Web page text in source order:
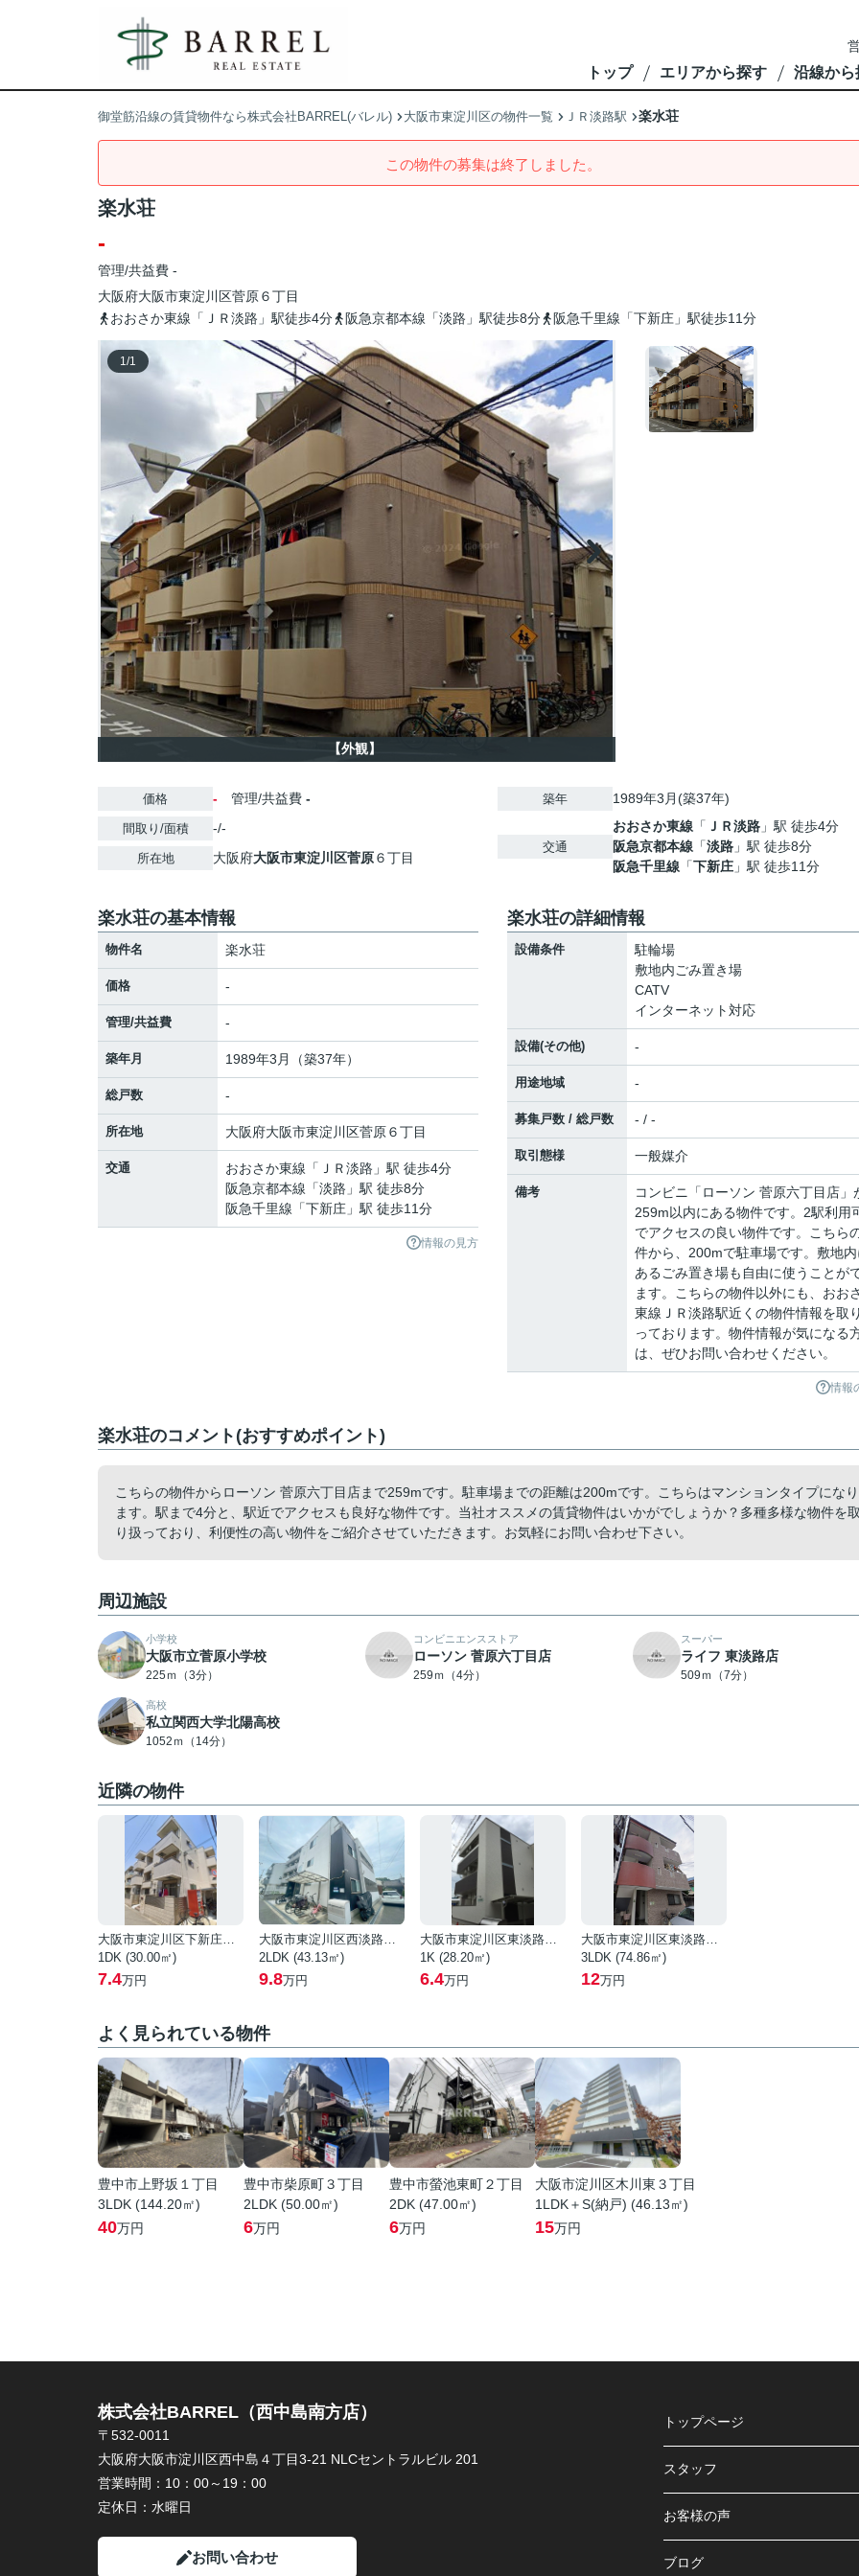
トップ エリアから探す 沿線から
御堂筋沿線の賃貸物件なら株式会社BARREL(バレル) 大阪市東淀川区の物件一覧 ＪＲ淡路駅 楽水荘
この物件の募集は終了しました。
楽水荘
-
管理/共益費 -
大阪府大阪市東淀川区菅原６丁目
おおさか東線「ＪＲ淡路」駅徒歩4分
阪急京都本線「淡路」駅徒歩8分 阪急千里線「下新庄」駅徒歩11分
1/1
【外観】
価格 - 管理/共益費 -
間取り/面積 -/-
所在地 大阪府大阪市東淀川区菅原６丁目
築年 1989年3月(築37年)
交通
おおさか東線 「 ＪＲ淡路 」駅 徒歩4分
阪急京都本線 「淡路 」駅 徒歩8分
阪急千里線 「下新庄 」駅 徒歩11分
楽水荘の基本情報
物件名 楽水荘
価格 -
管理/共益費 -
築年月 1989年3月（築37年）
総戸数 -
所在地 大阪府大阪市東淀川区菅原６丁目
交通 おおさか東線 「 ＪＲ淡路 」駅 徒歩4分
阪急京都本線 「淡路 」駅 徒歩8分
阪急千里線 「下新庄 」駅 徒歩11分
情報の見方
楽水荘の詳細情報
設備条件
駐輪場
敷地内ごみ置き場
CATV
インターネット対応
設備(その他) -
用途地域 -
募集戸数 / 総戸数 - / -
取引態様 一般媒介
備考
コンビニ「ローソン 菅原六丁目店」
259m以内にある物件です。2駅利用
でアクセスの良い物件です。こちら
件から、200mで駐車場です。敷地内
あるごみ置き場も自由に使うことが
ます。こちらの物件以外にも、おお
東線ＪＲ淡路駅近くの物件情報を取
っております。物件情報が気になる
は、ぜひお問い合わせください。
情報
楽水荘のコメント(おすすめポイント)
こちらの物件からローソン 菅原六丁目店まで259mです。駐車場までの距離は200mです。こちらはマンションタイプになり
ます。駅まで4分と、駅近でアクセスも良好な物件です。当社オススメの賃貸物件はいかがでしょうか？多種多様な物件を取
り扱っており、利便性の高い物件をご紹介させていただきます。お気軽にお問い合わせ下さい。
周辺施設
小学校
大阪市立菅原小学校
225ｍ（3分）
コンビニエンスストア
ローソン 菅原六丁目店
259ｍ（4分）
スーパー
ライフ 東淡路店
509ｍ（7分）
高校
私立関西大学北陽高校
1052ｍ（14分）
近隣の物件
大阪市東淀川区下新庄２丁目
1DK (30.00㎡)
7.4万円
大阪市東淀川区西淡路３丁目
2LDK (43.13㎡)
9.8万円
大阪市東淀川区東淡路５丁目
1K (28.20㎡)
6.4万円
大阪市東淀川区東淡路４丁目
3LDK (74.86㎡)
12万円
よく見られている物件
豊中市上野坂１丁目
3LDK (144.20㎡)
40万円
豊中市柴原町３丁目
2LDK (50.00㎡)
6万円
豊中市螢池東町２丁目
2DK (47.00㎡)
6万円
大阪市淀川区木川東３丁目
1LDK＋S(納戸) (46.13㎡)
15万円
株式会社BARREL（西中島南方店）
〒532-0011
大阪府大阪市淀川区西中島４丁目3-21 NLCセントラルビル 201
営業時間： 10：00～19：00
定休日： 水曜日
お問い合わせ
トップページ
スタッフ
お客様の声
ブログ